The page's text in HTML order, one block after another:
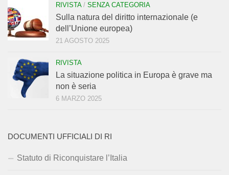
RIVISTA/ SENZA CATEGORIA
Sulla natura del diritto internazionale (e
dell’Unione europea)
21 AGOSTO 2025
RIVISTA
La situazione politica in Europa è grave ma
non è seria
6 MARZO 2025
DOCUMENTI UFFICIALI DI RI
Statuto di Riconquistare l’Italia